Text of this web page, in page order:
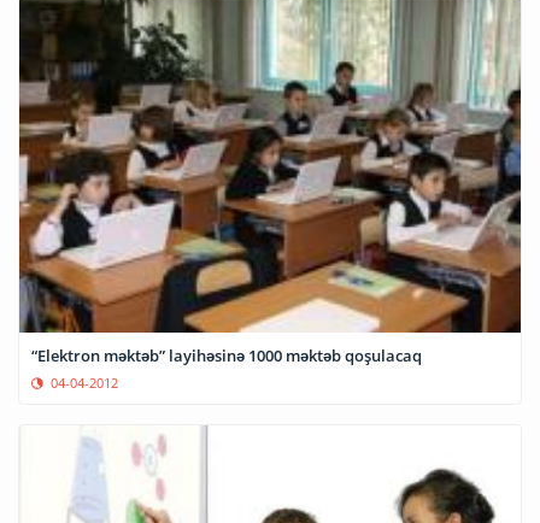
“Elektron məktəb” layihəsinə 1000 məktəb qoşulacaq
04-04-2012